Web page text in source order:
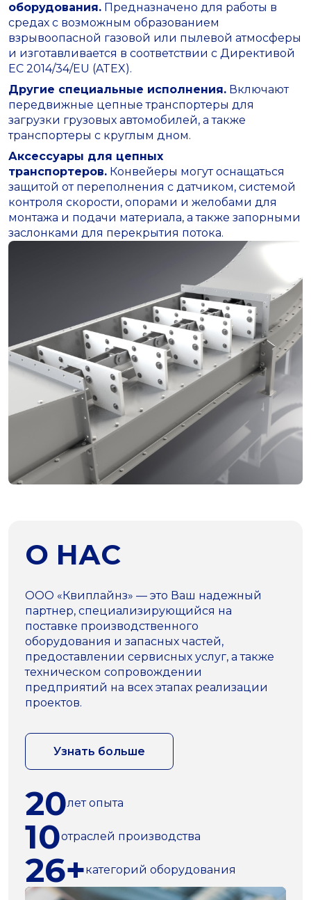
оборудования. Предназначено для работы в
средах с возможным образованием
взрывоопасной газовой или пылевой атмосферы
и изготавливается в соответствии с Директивой
ЕС 2014/34/EU (ATEX).
Другие специальные исполнения. Включают
передвижные цепные транспортеры для
загрузки грузовых автомобилей, а также
транспортеры с круглым дном.
Аксессуары для цепных
транспортеров. Конвейеры могут оснащаться
защитой от переполнения с датчиком, системой
контроля скорости, опорами и желобами для
монтажа и подачи материала, а также запорными
заслонками для перекрытия потока.
О НАС
ООО «Квиплайнз» — это Ваш надежный
партнер, специализирующийся на
поставке производственного
оборудования и запасных частей,
предоставлении сервисных услуг, а также
техническом сопровождении
предприятий на всех этапах реализации
проектов.
Узнать больше
20лет опыта
10отраслей производства
26+категорий оборудования